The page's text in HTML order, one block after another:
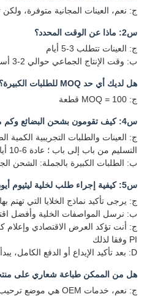
ج: نعم، العينات المجانية متوفرة،
س2: ماذا عن الوقت المحدد؟
ج: العينات تتطلب 3-5 أيام
ب: وقت الإنتاج الجماعي حوالي 2-3 أسابيع
هل لديك أي حد MOQ للطلبات الكبيرة؟
ج: MOQ = 100 قطعة
س4: كيف تقومون بشحن البضائع وكم من الوقت يستغرق وصولها؟
ج: العينات والطلبات التجريبية الكمية
التسليم من باب إلى باب ؛ عادة 6-10 أيام
ب: الطلبات الكبيرة بالجملة: الشحن
س5: كيفية إجراء طلب لخلية ليثيوم أيون؟
ج: يرجى تأكيد نماذج الخلايا التي تهتم بها
ب: نرسل المواصفات الخلية وأفضل
PI وفقا لذلك
D: بعد تأكيد الإيداع أو الدفع الكامل، يبدأ الإنتاج
هل من الممكن طباعة شعاري على
ج: نعم، خدمات OEM هي موضع ترحيب